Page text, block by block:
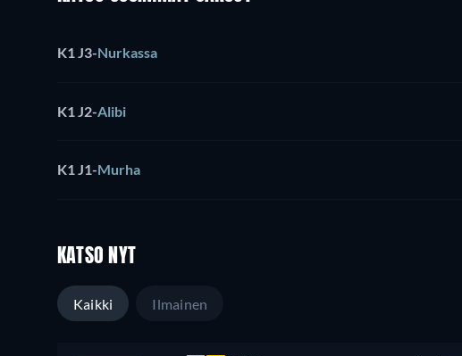
K1 J3-Nurkassa
K1 J2-Alibi
K1 J1-Murha
KATSO NYT
Kaikki Ilmainen